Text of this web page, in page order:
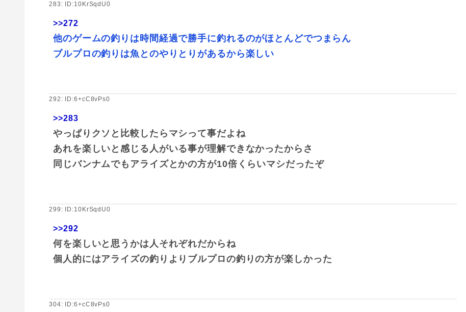
283: ID:10KrSqdU0
>>272
他のゲームの釣りは時間経過で勝手に釣れるのがほとんどでつまらん
ブルプロの釣りは魚とのやりとりがあるから楽しい
292: ID:6+cC8vPs0
>>283
やっぱりクソと比較したらマシって事だよね
あれを楽しいと感じる人がいる事が理解できなかったからさ
同じバンナムでもアライズとかの方が10倍くらいマシだったぞ
299: ID:10KrSqdU0
>>292
何を楽しいと思うかは人それぞれだからね
個人的にはアライズの釣りよりブルプロの釣りの方が楽しかった
304: ID:6+cC8vPs0